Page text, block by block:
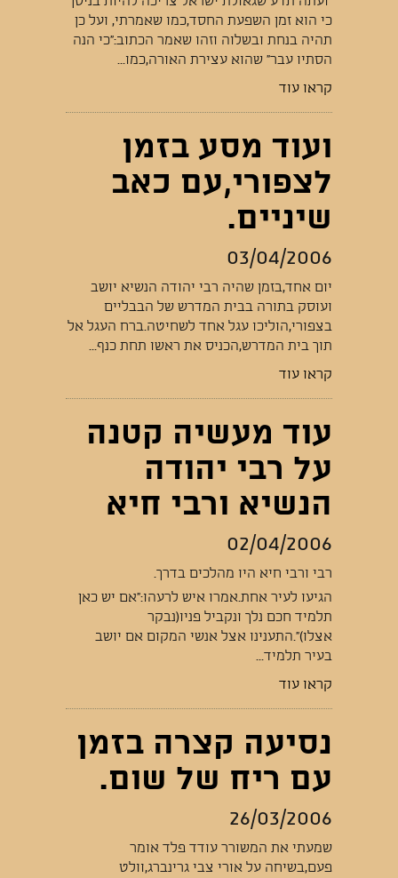
כי הוא זמן השפעת החסד,כמו שאמרתי, ועל כן
תהיה בנחת ובשלוה וזהו שאמר הכתוב:"כי הנה
הסתיו עבר" שהוא עצירת האורה,כמו...
קראו עוד
ועוד מסע בזמן
לצפורי,עם כאב
שיניים.
03/04/2006
יום אחד,בזמן שהיה רבי יהודה הנשיא יושב
ועוסק בתורה בבית המדרש של הבבליים
בצפורי,הוליכו עגל אחד לשחיטה.ברח העגל אל
תוך בית המדרש,הכניס את ראשו תחת כנף...
קראו עוד
עוד מעשיה קטנה
על רבי יהודה
הנשיא ורבי חיא
02/04/2006
רבי ורבי חיא היו מהלכים בדרך.
הגיעו לעיר אחת.אמרו איש לרעהו:"אם יש כאן
תלמיד חכם נלך ונקביל פניו(נבקר
אצלו)".התענינו אצל אנשי המקום אם יושב
בעיר תלמיד...
קראו עוד
נסיעה קצרה בזמן
עם ריח של שום.
26/03/2006
שמעתי את המשורר עודד פלד אומר
פעם,בשיחה על אורי צבי גרינברג,וולט